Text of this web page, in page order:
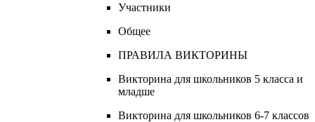
Участники
Общее
ПРАВИЛА ВИКТОРИНЫ
Викторина для школьников 5 класса и
младше
Викторина для школьников 6-7 классов